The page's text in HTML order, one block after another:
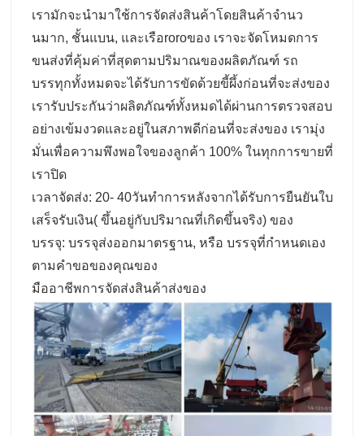
เรามักจะนํามาใช้การจัดส่งสินค้าโดยสินค้าจํานว
นมาก, ชั้นแบน, และเรือroroของ เราจะจัดโหมดการ
ขนส่งที่คุ้มค่าที่สุดตามปริมาณของผลิตภัณฑ์ รถ
บรรทุกทั้งหมดจะได้รับการขัดด้วยขี้ผึ้งก่อนที่จะส่งของ
เรารับประกันว่าผลิตภัณฑ์ทั้งหมดได้ผ่านการตรวจสอบ
อย่างเข้มงวดและอยู่ในสภาพดีก่อนที่จะส่งของ เรามุ่ง
มั่นเพื่อความพึงพอใจของลูกค้า 100% ในทุกการขายที่
เราปิด
เวลาจัดส่ง: 20- 40วันทําการหลังจากได้รับการยืนยันใบ
เสร็จรับเงิน( ขึ้นอยู่กับปริมาณที่เกิดขึ้นจริง) ของ
บรรจุ: บรรจุส่งออกมาตรฐาน, หรือ บรรจุที่กําหนดเอง
ตามคําขอของคุณของ
มืออาชีพการจัดส่งสินค้าส่งของ